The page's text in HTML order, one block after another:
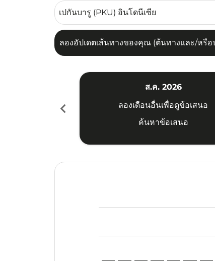
ลองอัปเดตเส้นทางของคุณ (ต้นทางและ/หรื
chevron_left
ส.ค. 2026
ลองเดือนอื่นเพื่อดูข้อเสนอ
ค้นหาข้อเสนอ